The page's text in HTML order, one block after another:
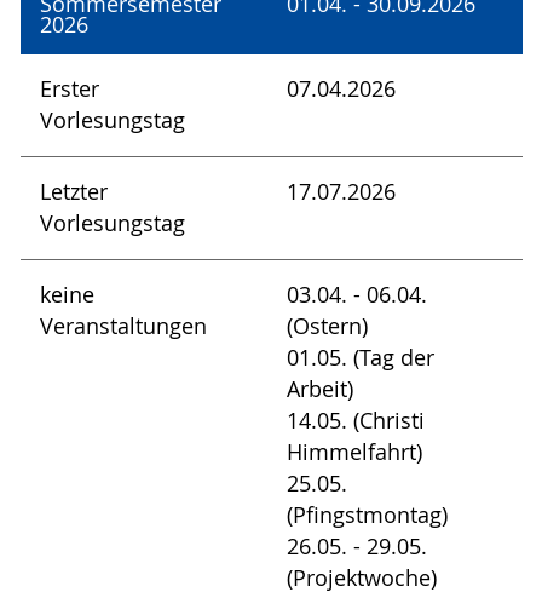
2026
Erster
Vorlesungstag
07.04.2026
Letzter
Vorlesungstag
17.07.2026
keine
Veranstaltungen
03.04. - 06.04.
(Ostern)
01.05. (Tag der
Arbeit)
14.05. (Christi
Himmelfahrt)
25.05.
(Pfingstmontag)
26.05. - 29.05.
(Projektwoche)